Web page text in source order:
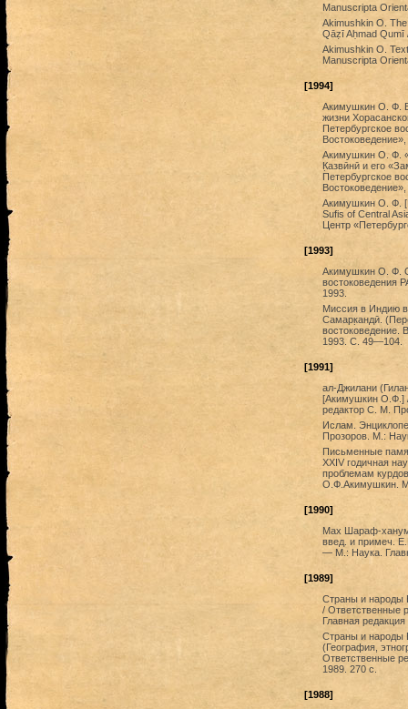
Manuscripta
Akimushkin O.
Qāẓī Aḥmad Qumī
Akimushkin O.
Manuscripta
[1994]
Акимушкин О. Ф.
жизни
Петербургское
Акимушкин О. Ф.
К̣азвӣнӣ и его
Петербургское
Акимушкин О. Ф.
Sufis of Central
Центр
[1993]
Акимушкин О. Ф.
востоковедения
1993.
Миссия в Индию в
Самарк̣андӣ.
востоковедение.
1993. С. 49—104.
[1991]
ал-Джилани
[Акимушкин О.Ф.]
редактор С. М.
Ислам.
Прозоров. М.:
Письменные
XXIV годичная
проблемам
О.Ф.Акимушкин.
[1990]
Мах Шараф-ханум
введ. и примеч.
— М.: Наука.
[1989]
Страны и народы
/ Ответственные
Главная
Страны и народы
(География,
Ответственные
1989. 270 с.
[1988]